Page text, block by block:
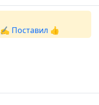
Поставил 👍